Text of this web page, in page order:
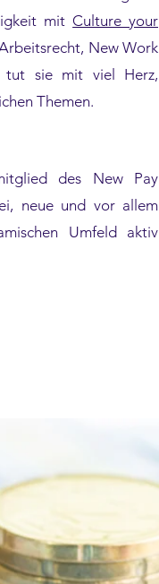
mitCulture your
New Work
tut sie mit viel Herz,
Themen.
des New Pay
neue und vor allem
Umfeld aktiv